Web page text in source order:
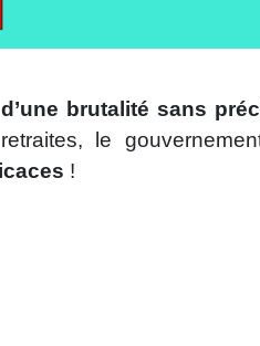
brutalité sans
le
!